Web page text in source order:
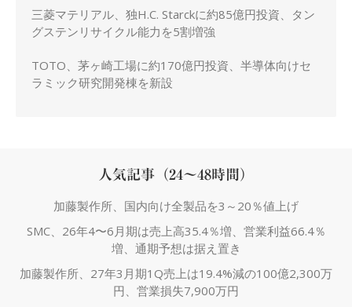
三菱マテリアル、独H.C. Starckに約85億円投資、タン
グステンリサイクル能力を5割増強
TOTO、茅ヶ崎工場に約170億円投資、半導体向けセ
ラミック研究開発棟を新設
人気記事（24～48時間）
加藤製作所、国内向け全製品を3～20％値上げ
SMC、26年4〜6月期は売上高35.4％増、営業利益66.4％
増、通期予想は据え置き
加藤製作所、27年3月期1Q売上は19.4%減の100億2,300万
円、営業損失7,900万円